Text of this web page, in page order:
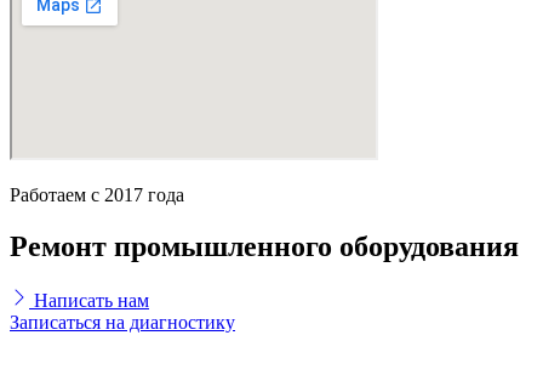
Работаем с 2017 года
Ремонт промышленного оборудования
Написать нам
Записаться на диагностику